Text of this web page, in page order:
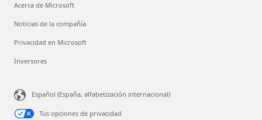
Acerca de Microsoft
Noticias de la compañía
Privacidad en Microsoft
Inversores
Español (España, alfabetización internacional)
Tus opciones de privacidad
El Asistente de Store está disponible
de forma ininterrumpida.